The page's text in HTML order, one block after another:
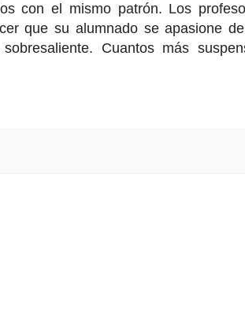
con el mismo patrón. Los
que su alumnado se apasione
Cuantos más